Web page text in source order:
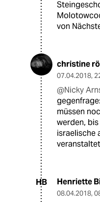
von
christine
07.04.2018,
@Nicky
müssen
werden,
israelische
HB Henriette
08.04.2018,